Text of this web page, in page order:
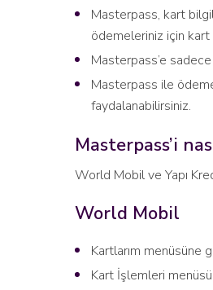
Masterpass, kart
ödemeleriniz için
Masterpass’e
Masterpass ile
faydalanabilirsiniz.
Masterpass’i
World Mobil ve Yapı
World Mobil
Kartlarım menüsüne
Kart İşlemleri